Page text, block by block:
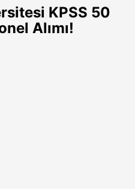
KPSS 50
Alımı!